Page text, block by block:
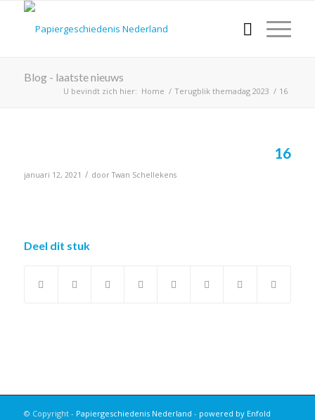
Blog - laatste nieuws
U bevindt zich hier: Home / Terugblik themadag 2023 / 16
16
januari 12, 2021 / doorTwan Schellekens
Deel dit stuk
© Copyright - Papiergeschiedenis Nederland - powered by Enfold